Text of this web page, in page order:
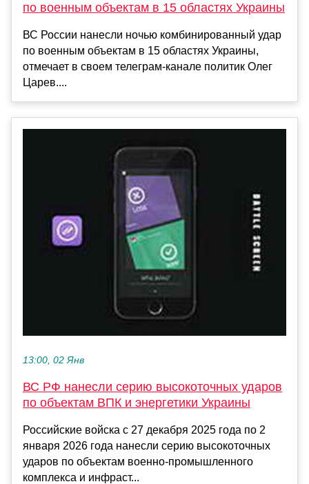
по военным объектам в 15 областях Украины
ВС России нанесли ночью комбинированный удар
по военным объектам в 15 областях Украины,
отмечает в своем телеграм-канале политик Олег
Царев....
13:00, 02 Янв
ВС РФ нанесли серию высокоточных ударов
по объектам ВПК и энергетики Украины
Российские войска с 27 декабря 2025 года по 2
января 2026 года нанесли серию высокоточных
ударов по объектам военно-промышленного
комплекса и инфраст...